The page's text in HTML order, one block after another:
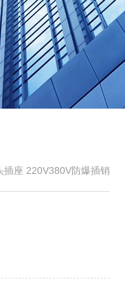
插座 220V380V防爆插销